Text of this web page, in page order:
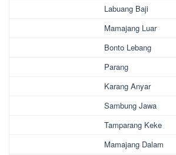
Labuang Baji
Mamajang Luar
Bonto Lebang
Parang
Karang Anyar
Sambung Jawa
Tamparang Keke
Mamajang Dalam